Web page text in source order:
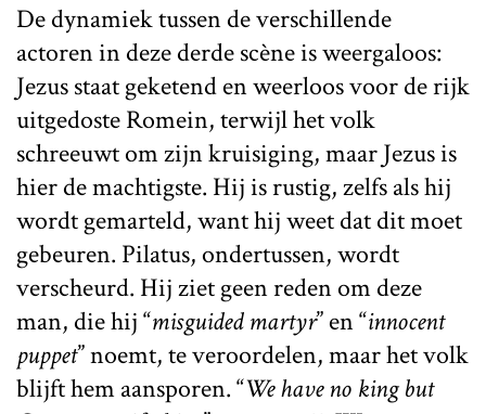
De dynamiek tussen de verschillende
actoren in deze derde scène is weergaloos:
Jezus staat geketend en weerloos voor de rijk
uitgedoste Romein, terwijl het volk
schreeuwt om zijn kruisiging, maar Jezus is
hier de machtigste. Hij is rustig, zelfs als hij
wordt gemarteld, want hij weet dat dit moet
gebeuren. Pilatus, ondertussen, wordt
verscheurd. Hij ziet geen reden om deze
man, die hij “misguided martyr” en “innocent
puppet” noemt, te veroordelen, maar het volk
blijft hem aansporen. “We have no king but